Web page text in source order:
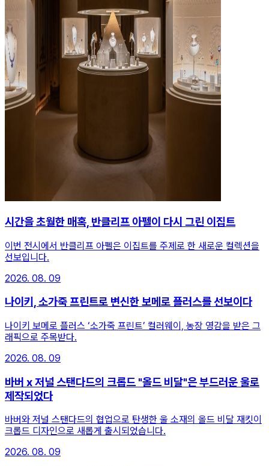
시간을 초월한 매혹, 반클리프 아펠이 다시 그린 이집트
이번 전시에서 반클리프 아펠은 이집트를 주제로 한 새로운 컬렉션을
선보입니다.
2026. 08. 09
나이키, 소가죽 프린트로 변신한 보메로 플러스를 선보이다
나이키 보메로 플러스 ‘소가죽 프린트’ 컬러웨이, 농장 영감을 받은 그
래픽으로 주목받다.
2026. 08. 09
바버 x 저널 스탠다드의 크롭드 "올드 비달"은 부드러운 울로
제작되었다
바버와 저널 스탠다드의 협업으로 탄생한 울 소재의 올드 비달 재킷이
크롭드 디자인으로 새롭게 출시되었습니다.
2026. 08. 09